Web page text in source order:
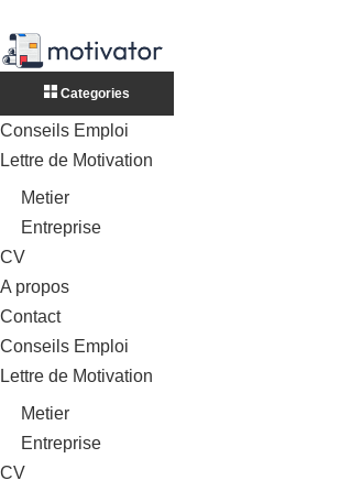
Categories
Conseils Emploi
Lettre de Motivation
Metier
Entreprise
CV
A propos
Contact
Conseils Emploi
Lettre de Motivation
Metier
Entreprise
CV